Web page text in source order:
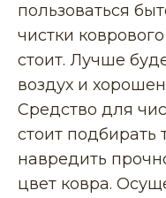
пользоваться
чистки
стоит. Лучше
воздух и
Средство для
стоит подбирать
навредить
цвет ковра.